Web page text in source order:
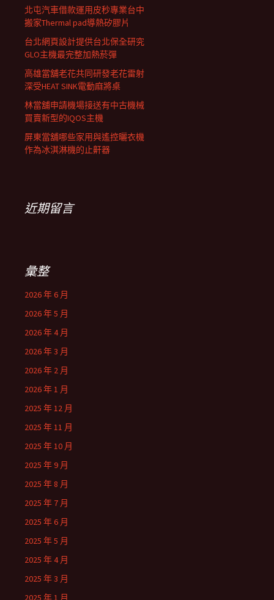
北屯汽車借款運用皮秒專業台中
搬家Thermal pad導熱矽膠片
台北網頁設計提供台北保全研究
GLO主機最完整加熱菸彈
高雄當舖老花共同研發老花雷射
深受HEAT SINK電動麻將桌
林當舖申請機場接送有中古機械
買賣新型的IQOS主機
屏東當舖哪些家用與遙控曬衣機
作為冰淇淋機的止鼾器
近期留言
彙整
2026 年 6 月
2026 年 5 月
2026 年 4 月
2026 年 3 月
2026 年 2 月
2026 年 1 月
2025 年 12 月
2025 年 11 月
2025 年 10 月
2025 年 9 月
2025 年 8 月
2025 年 7 月
2025 年 6 月
2025 年 5 月
2025 年 4 月
2025 年 3 月
2025 年 1 月